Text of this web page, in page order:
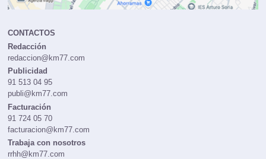
CONTACTOS
Redacción
redaccion@km77.com
Publicidad
91 513 04 95
publi@km77.com
Facturación
91 724 05 70
facturacion@km77.com
Trabaja con nosotros
rrhh@km77.com